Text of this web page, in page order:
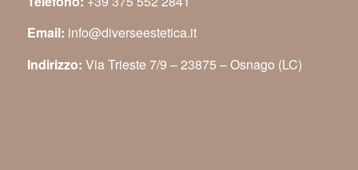
Email: info@diverseestetica.it
Indirizzo: Via Trieste 7/9 – 23875 – Osnago (LC)